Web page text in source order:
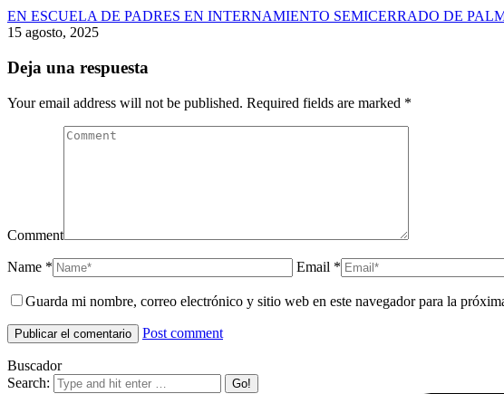
EN ESCUELA DE PADRES EN INTERNAMIENTO SEMICERRADO DE
15 agosto, 2025
Deja una respuesta
Your email address will not be published. Required fields are marked *
Comment
Name * Email *
Guarda mi nombre, correo electrónico y sitio web en este navegador para la
Post comment
Buscador
Search: